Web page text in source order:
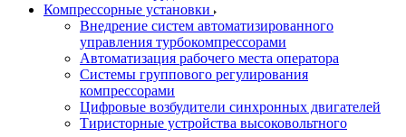
Компрессорные установки
Внедрение систем автоматизированного
управления турбокомпрессорами
Автоматизация рабочего места оператора
Системы группового регулирования
компрессорами
Цифровые возбудители синхронных двигателей
Тиристорные устройства высоковольтного